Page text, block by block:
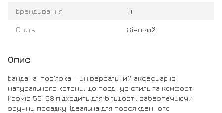
Брендування Ні
Стать Жіночий
Опис
Бандана-пов'язка – універсальний аксесуар із
натурального котону, що поєднує стиль та комфорт.
Розмір 55-58 підходить для більшості, забезпечуючи
зручну посадку. Ідеальна для повсякденного